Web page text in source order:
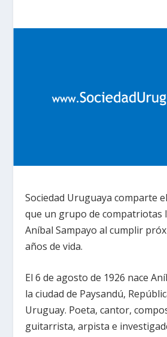
Sociedad Uruguaya comparte
que un grupo de compatriotas
Aníbal Sampayo al cumplir
años de vida.
El 6 de agosto de 1926 nace
la ciudad de Paysandú,
Uruguay. Poeta, cantor,
guitarrista, arpista e